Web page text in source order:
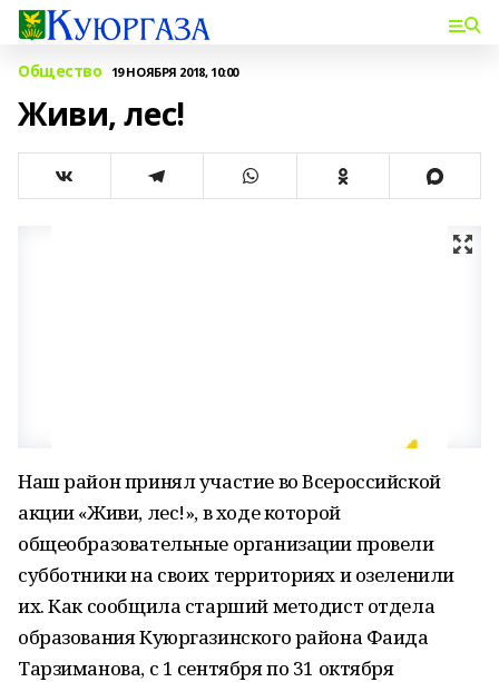
Общество 19 НОЯБРЯ 2018, 10:00
Живи, лес!
Наш район принял участие во Всероссийской
акции «Живи, лес!», в ходе которой
общеобразовательные организации провели
субботники на своих территориях и озеленили
их. Как сообщила старший методист отдела
образования Куюргазинского района Фаида
Тарзиманова, с 1 сентября по 31 октября